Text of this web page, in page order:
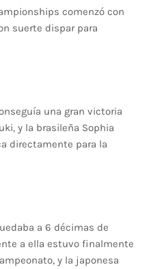
comenzó con
suerte dispar para
una gran victoria
y la brasileña Sophia
directamente para la
a 6 décimas de
a ella estuvo finalmente
y la japonesa